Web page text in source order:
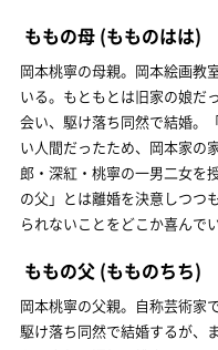
ももの母 (もものはは)
岡本桃寧の母親。岡本絵画教
いる。もともとは旧家の娘だ
会い、駆け落ち同然で結婚。
い人間だったため、岡本家の
郎・深紅・桃寧の一男二女を
の父」とは離婚を決意しつつ
られないことをどこか喜んでい
ももの父 (もものちち)
岡本桃寧の父親。自称芸術家
駆け落ち同然で結婚するが、